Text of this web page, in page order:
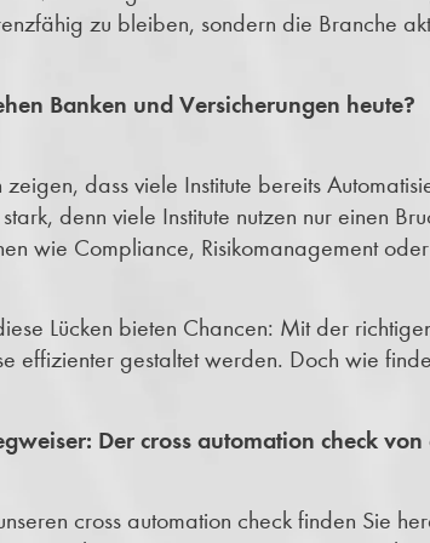
zu bleiben, sondern die Branche
Banken und Versicherungen heute?
zeigen, dass viele Institute bereits
denn viele Institute nutzen nur einen
wie Compliance, Risikomanagement
Lücken bieten Chancen: Mit der
effizienter gestaltet werden. Doch wie
Der cross automation check von
cross automation check finden Sie